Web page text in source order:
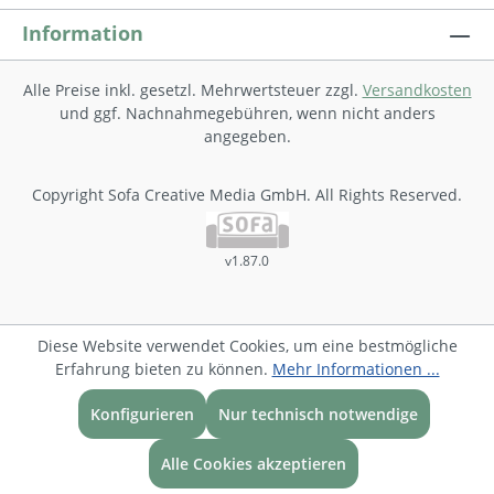
Information
Alle Preise inkl. gesetzl. Mehrwertsteuer zzgl. Versandkosten
und ggf. Nachnahmegebühren, wenn nicht anders
angegeben.
Copyright Sofa Creative Media GmbH. All Rights Reserved.
v1.87.0
Diese Website verwendet Cookies, um eine bestmögliche
Erfahrung bieten zu können. Mehr Informationen ...
Nur technisch notwendige
Konfigurieren
Alle Cookies akzeptieren